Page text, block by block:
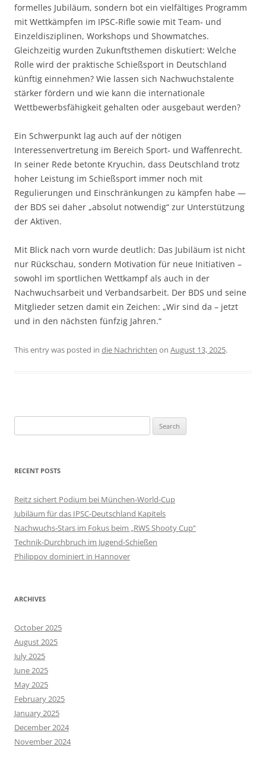
formelles Jubiläum, sondern bot ein vielfältiges Programm
mit Wettkämpfen im IPSC‑Rifle sowie mit Team‑ und
Einzeldisziplinen, Workshops und Showmatches.
Gleichzeitig wurden Zukunftsthemen diskutiert: Welche
Rolle wird der praktische Schießsport in Deutschland
künftig einnehmen? Wie lassen sich Nachwuchstalente
stärker fördern und wie kann die internationale
Wettbewerbsfähigkeit gehalten oder ausgebaut werden?
Ein Schwerpunkt lag auch auf der nötigen
Interessenvertretung im Bereich Sport‑ und Waffenrecht.
In seiner Rede betonte Kryuchin, dass Deutschland trotz
hoher Leistung im Schießsport immer noch mit
Regulierungen und Einschränkungen zu kämpfen habe —
der BDS sei daher „absolut notwendig“ zur Unterstützung
der Aktiven.
Mit Blick nach vorn wurde deutlich: Das Jubiläum ist nicht
nur Rückschau, sondern Motivation für neue Initiativen –
sowohl im sportlichen Wettkampf als auch in der
Nachwuchsarbeit und Verbandsarbeit. Der BDS und seine
Mitglieder setzen damit ein Zeichen: „Wir sind da – jetzt
und in den nächsten fünfzig Jahren.“
This entry was posted in die Nachrichten on August 13, 2025.
for:
RECENT POSTS
Reitz sichert Podium bei München‑World‑Cup
Jubiläum für das IPSC‑Deutschland Kapitels
Nachwuchs‑Stars im Fokus beim „RWS Shooty Cup“
Technik‑Durchbruch im Jugend‑Schießen
Philippov dominiert in Hannover
ARCHIVES
October 2025
August 2025
July 2025
June 2025
May 2025
February 2025
January 2025
December 2024
November 2024